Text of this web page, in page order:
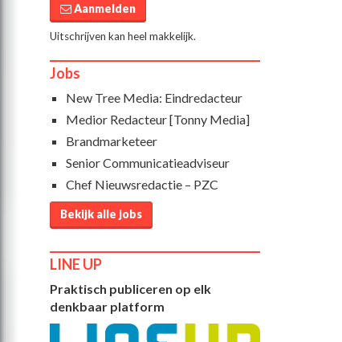
Aanmelden
Uitschrijven kan heel makkelijk.
Jobs
New Tree Media: Eindredacteur
Medior Redacteur [Tonny Media]
Brandmarketeer
Senior Communicatieadviseur
Chef Nieuwsredactie – PZC
Bekijk alle jobs
LINE UP
Praktisch publiceren op elk
denkbaar platform